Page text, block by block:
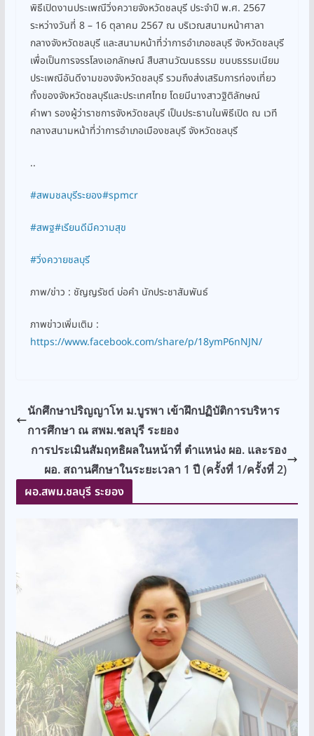
พิธีเปิดงานประเพณีวิ่งควายจังหวัดชลบุรี ประจำปี พ.ศ. 2567
ระหว่างวันที่ 8 – 16 ตุลาคม 2567 ณ บริเวณสนามหน้าศาลา
กลางจังหวัดชลบุรี และสนามหน้าที่ว่าการอำเภอชลบุรี จังหวัดชลบุรี
เพื่อเป็นการจรรโลงเอกลักษณ์ สืบสานวัฒนธรรม ขนบธรรมเนียม
ประเพณีอันดีงามของจังหวัดชลบุรี รวมถึงส่งเสริมการท่องเที่ยว
ทั้งของจังหวัดชลบุรีและประเทศไทย โดยมีนางสาวฐิติลักษณ์
คำพา รองผู้ว่าราชการจังหวัดชลบุรี เป็นประธานในพิธีเปิด ณ เวที
กลางสนามหน้าที่ว่าการอำเภอเมืองชลบุรี จังหวัดชลบุรี
..
#สพมชลบุรีระยอง#spmcr
#สพฐ#เรียนดีมีความสุข
#วิ่งควายชลบุรี
ภาพ/ข่าว : ชัญญรัชต์ บ่อคำ นักประชาสัมพันธ์
ภาพข่าวเพิ่มเติม :
https://www.facebook.com/share/p/18ymP6nNJN/
นักศึกษาปริญญาโท ม.บูรพา เข้าฝึกปฏิบัติการบริหาร
การศึกษา ณ สพม.ชลบุรี ระยอง
การประเมินสัมฤทธิผลในหน้าที่ ตำแหน่ง ผอ. และรอง
ผอ. สถานศึกษาในระยะเวลา 1 ปี (ครั้งที่ 1/ครั้งที่ 2)
ผอ.สพม.ชลบุรี ระยอง